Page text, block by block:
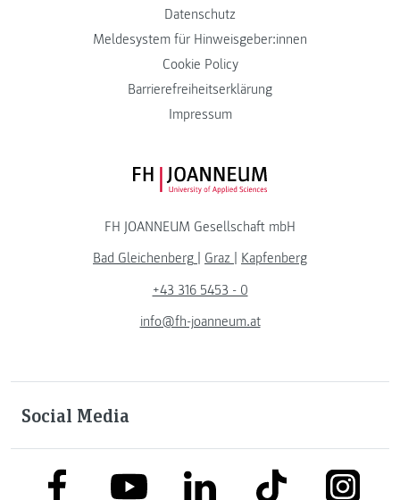
Datenschutz
Meldesystem für Hinweisgeber:innen
Cookie Policy
Barrierefreiheitserklärung
Impressum
FH JOANNEUM Logo
FH JOANNEUM Gesellschaft mbH
Bad Gleichenberg
Graz
Kapfenberg
+43 316 5453 - 0
info@fh-joanneum.at
Social Media
link to facebooklink to youtubelink to linkedinlink to tiktok